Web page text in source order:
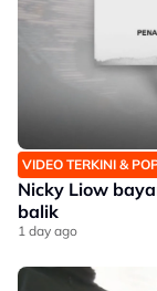
VIDEO TERKINI &
Nicky Liow
balik
1 day ago